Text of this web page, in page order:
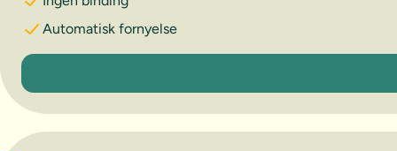
Automatisk fornyelse
1 måned